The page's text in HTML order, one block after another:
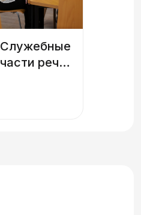
Служебные
части речи,